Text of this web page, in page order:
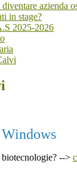
azienda
in stage?
2025-2026
biotecnologie? -->